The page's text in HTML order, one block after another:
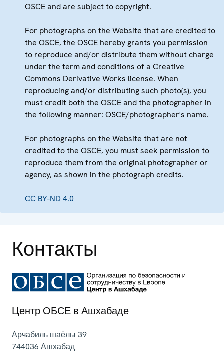
OSCE and are subject to copyright.
For photographs on the Website that are credited to
the OSCE, the OSCE hereby grants you permission
to reproduce and/or distribute them without charge
under the term and conditions of a Creative
Commons Derivative Works license. When
reproducing and/or distributing such photo(s), you
must credit both the OSCE and the photographer in
the following manner: OSCE/photographer's name.
For photographs on the Website that are not
credited to the OSCE, you must seek permission to
reproduce them from the original photographer or
agency, as shown in the photograph credits.
CC BY-ND 4.0
Контакты
Центр ОБСЕ в Ашхабаде
Арчабиль шаёлы 39
744036 Ашхабад